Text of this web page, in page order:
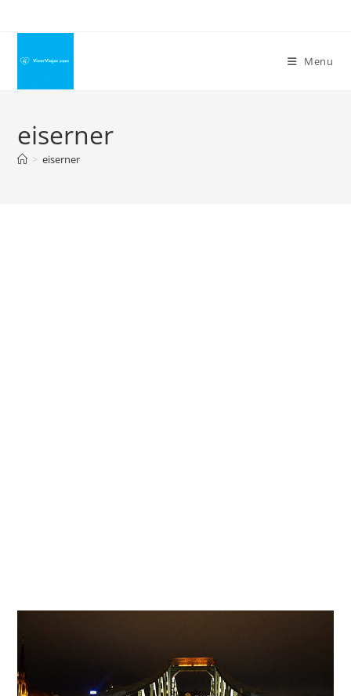
conteúdo
Menu
eiserner
> eiserner